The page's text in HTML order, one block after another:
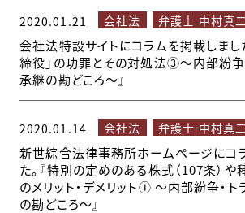
2020.01.21 会社法 弁護士 中村真二
会社法特設サイトにコラムを掲載しまし
締役」の功罪とその対処法③～内部紛争
承継の勘どころ～』
2020.01.14 会社法 弁護士 中村真二
新世綜合法律事務所ホームページにコ
た。『特別の定めのある株式（107条）や
のメリット・デメリット① ～内部紛争・
の勘どころ～』